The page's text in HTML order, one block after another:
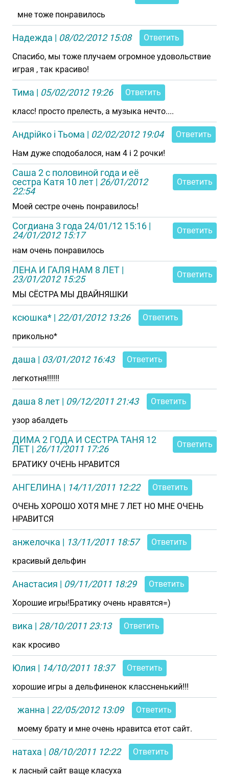
мне тоже понравилось
Надежда | 08/02/2012 15:08
Ответить
Спасибо, мы тоже плучаем огромное удовольствие
играя , так красиво!
Тима | 05/02/2012 19:26
Ответить
класс! просто прелесть, а музыка нечто....
Андрійко і Тьома | 02/02/2012 19:04
Ответить
Нам дуже сподобалося, нам 4 і 2 рочки!
Саша 2 с половиной года и её
сестра Катя 10 лет | 26/01/2012
22:54
Ответить
Моей сестре очень понравилось!
Согдиана 3 года 24/01/12 15:16 |
24/01/2012 15:17
Ответить
нам очень понравилось
ЛЕНА И ГАЛЯ НАМ 8 ЛЕТ |
23/01/2012 15:25
Ответить
МЫ СЁСТРА МЫ ДВАЙНЯШКИ
ксюшка* | 22/01/2012 13:26
Ответить
прикольно*
даша | 03/01/2012 16:43
Ответить
легкотня!!!!!!
даша 8 лет | 09/12/2011 21:43
Ответить
узор абалдеть
ДИМА 2 ГОДА И СЕСТРА ТАНЯ 12
ЛЕТ | 26/11/2011 17:26 Ответить
БРАТИКУ ОЧЕНЬ НРАВИТСЯ
АНГЕЛИНА | 14/11/2011 12:22
Ответить
ОЧЕНЬ ХОРОШО ХОТЯ МНЕ 7 ЛЕТ НО МНЕ ОЧЕНЬ
НРАВИТСЯ
анжелочка | 13/11/2011 18:57
Ответить
красивый дельфин
Анастасия | 09/11/2011 18:29
Ответить
Хорошие игры!Братику очень нравятся=)
вика | 28/10/2011 23:13
Ответить
как кросиво
Юлия | 14/10/2011 18:37
Ответить
хорошие игры а дельфиненок классненький!!!
жанна | 22/05/2012 13:09
Ответить
моему брату и мне очень нравитса етот сайт.
натаха | 08/10/2011 12:22
Ответить
к ласный сайт ваще класуха